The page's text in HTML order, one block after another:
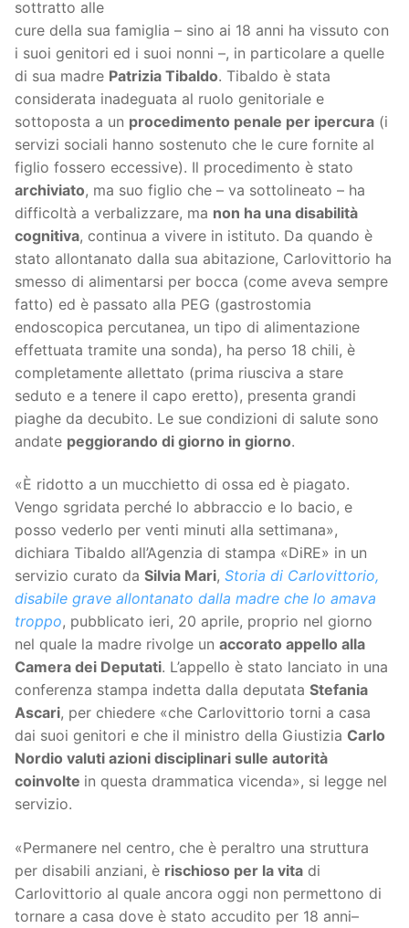
sottratto alle
cure della sua famiglia – sino ai 18 anni ha vissuto con
i suoi genitori ed i suoi nonni –, in particolare a quelle
di sua madre Patrizia Tibaldo. Tibaldo è stata
considerata inadeguata al ruolo genitoriale e
sottoposta a un procedimento penale per ipercura (i
servizi sociali hanno sostenuto che le cure fornite al
figlio fossero eccessive). Il procedimento è stato
archiviato, ma suo figlio che – va sottolineato – ha
difficoltà a verbalizzare, ma non ha una disabilità
cognitiva, continua a vivere in istituto. Da quando è
stato allontanato dalla sua abitazione, Carlovittorio ha
smesso di alimentarsi per bocca (come aveva sempre
fatto) ed è passato alla PEG (gastrostomia
endoscopica percutanea, un tipo di alimentazione
effettuata tramite una sonda), ha perso 18 chili, è
completamente allettato (prima riusciva a stare
seduto e a tenere il capo eretto), presenta grandi
piaghe da decubito. Le sue condizioni di salute sono
andate peggiorando di giorno in giorno.
«È ridotto a un mucchietto di ossa ed è piagato.
Vengo sgridata perché lo abbraccio e lo bacio, e
posso vederlo per venti minuti alla settimana»,
dichiara Tibaldo all’Agenzia di stampa «DiRE» in un
servizio curato da Silvia Mari, Storia di Carlovittorio,
disabile grave allontanato dalla madre che lo amava
troppo, pubblicato ieri, 20 aprile, proprio nel giorno
nel quale la madre rivolge un accorato appello alla
Camera dei Deputati. L’appello è stato lanciato in una
conferenza stampa indetta dalla deputata Stefania
Ascari, per chiedere «che Carlovittorio torni a casa
dai suoi genitori e che il ministro della Giustizia Carlo
Nordio valuti azioni disciplinari sulle autorità
coinvolte in questa drammatica vicenda», si legge nel
servizio.
«Permanere nel centro, che è peraltro una struttura
per disabili anziani, è rischioso per la vita di
Carlovittorio al quale ancora oggi non permettono di
tornare a casa dove è stato accudito per 18 anni–